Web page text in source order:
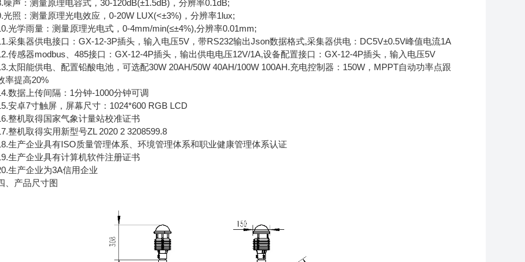
：测量原理电容式，30-120dB(±1.5dB)，分辨率0.1dB;
：测量原理光电效应，0-20W LUX(<±3%)，分辨率1lux;
学雨量：测量原理光电式，0-4mm/min(≤±4%),分辨率0.01mm;
集器供电接口：GX-12-3P插头，输入电压5V，带RS232输出Json数据格式,采集器供电：DC5V±0.5V峰值电流1A
感器modbus、485接口：GX-12-4P插头，输出供电电压12V/1A,设备配置接口：GX-12-4P插头，输入电压5V
阳能供电、配置铅酸电池，可选配30W 20AH/50W 40AH/100W 100AH.充电控制器：150W，MPPT自动功率点跟
率提高20%
据上传间隔：1分钟-1000分钟可调
卓7寸触屏，屏幕尺寸：1024*600 RGB LCD
机取得国家气象计量站校准证书
机取得实用新型号ZL 2020 2 3208599.8
产企业具有ISO质量管理体系、环境管理体系和职业健康管理体系认证
产企业具有计算机软件注册证书
产企业为3A信用企业
产品尺寸图